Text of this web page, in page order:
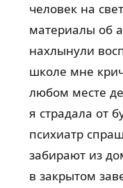
человек на
материалы об
нахлынули
школе мне
любом месте
я страдала от
психиатр
забирают из
в закрытом